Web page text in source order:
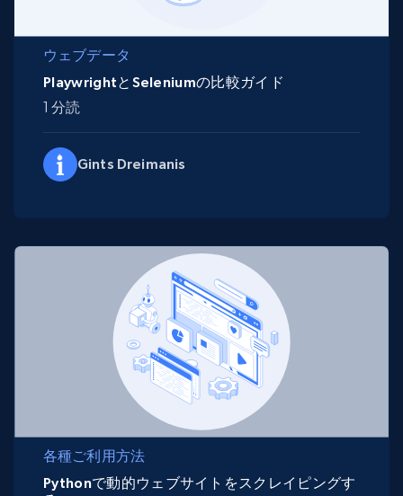
ウェブデータ
Gints Dreimanis
PlaywrightとSeleniumの比較ガイド
1 分読
各種ご利用方法
Pythonで動的ウェブサイトをスクレイピングす